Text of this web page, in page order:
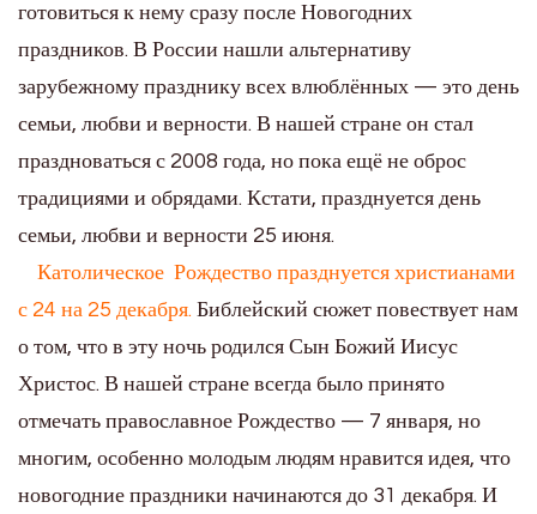
готовиться к нему сразу после Новогодних
праздников. В России нашли альтернативу
зарубежному празднику всех влюблённых — это день
семьи, любви и верности. В нашей стране он стал
праздноваться с 2008 года, но пока ещё не оброс
традициями и обрядами. Кстати, празднуется день
семьи, любви и верности 25 июня.
Католическое Рождество празднуется христианами
с 24 на 25 декабря. Библейский сюжет повествует нам
о том, что в эту ночь родился Сын Божий Иисус
Христос. В нашей стране всегда было принято
отмечать православное Рождество — 7 января, но
многим, особенно молодым людям нравится идея, что
новогодние праздники начинаются до 31 декабря. И